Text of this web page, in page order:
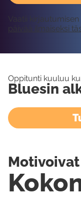
Vaatii
päivää ilmaiseksi
Oppitunti kuuluu
Bluesin
Motivoivat